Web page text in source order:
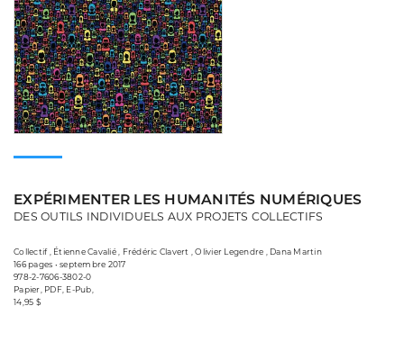
EXPÉRIMENTER LES HUMANITÉS NUMÉRIQUES
DES OUTILS INDIVIDUELS AUX PROJETS COLLECTIFS
Collectif , Étienne Cavalié , Frédéric Clavert , Olivier Legendre , Dana Martin
166 pages • septembre 2017
978-2-7606-3802-0
Papier, PDF, E-Pub,
14,95 $